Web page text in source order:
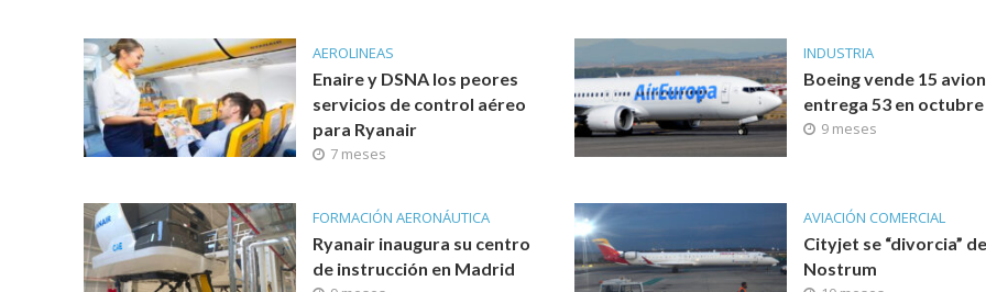
AEROLINEAS
Enaire y DSNA los peores
servicios de control aéreo
para Ryanair
7 meses
INDUSTRIA
Boeing vende 15
entrega 53 en octubre
9 meses
FORMACIÓN AERONÁUTICA
Ryanair inaugura su centro
de instrucción en Madrid
AVIACIÓN COMERCIAL
Cityjet se “divorcia”
Nostrum